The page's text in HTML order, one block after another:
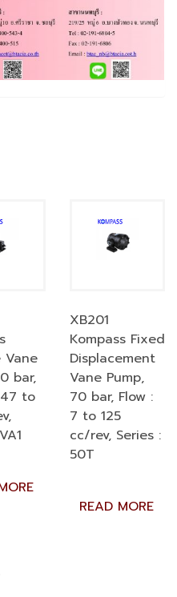
Vane
bar,
to
XB201
Kompass Fixed
Displacement
Vane Pump,
70 bar, Flow :
7 to 125
cc/rev, Series :
50T
READ MORE